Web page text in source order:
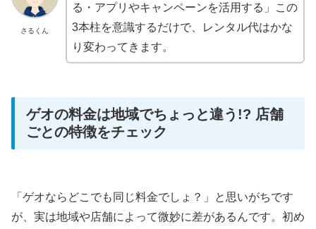
さるくん
る・アプリやキャンペーンを活用する」この
3本柱を意識するだけで、レンタル代はかな
り変わってきます。
ゲオの料金は地域でちょっと違う!? 店舗
ごとの特徴をチェック
「ゲオならどこでも同じ料金でしょ？」と思いがちです
が、実は地域や店舗によって微妙に差があるんです。初め